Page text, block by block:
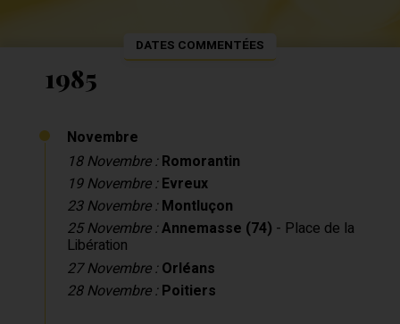
DATES COMMENTÉES
1985
Novembre
18 Novembre : Romorantin
19 Novembre : Evreux
23 Novembre : Montluçon
25 Novembre :Annemasse (74)
Libération
27 Novembre : Orléans
28 Novembre : Poitiers